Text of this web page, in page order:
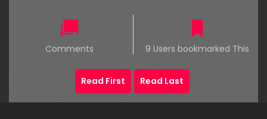
Comments 9 Users bookmarked This
Read First Read Last